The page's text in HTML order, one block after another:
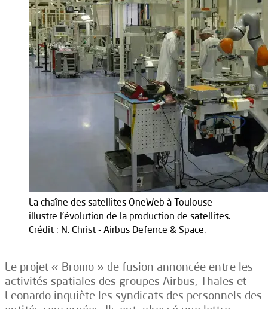
La chaîne des satellites OneWeb à Toulouse
illustre l'évolution de la production de satellites.
Crédit : N. Christ - Airbus Defence & Space.
Le projet « Bromo » de fusion annoncée entre les
activités spatiales des groupes Airbus, Thales et
Leonardo inquiète les syndicats des personnels des